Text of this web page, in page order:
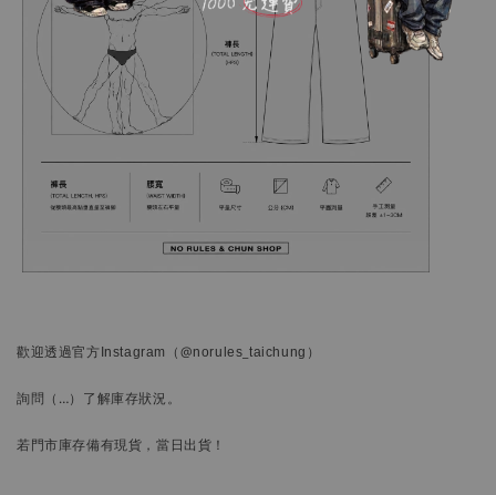
歡迎透過官方Instagram （@norules_taichung）
詢問 （…） 了解庫存狀況。
若門市庫存備有現貨，當日出貨！